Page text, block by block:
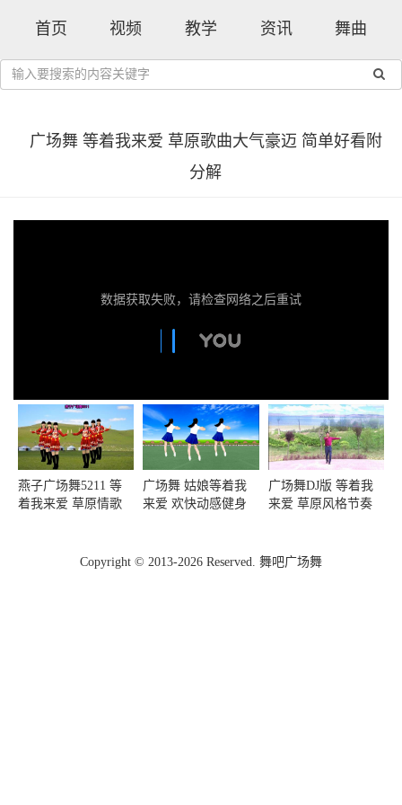
首页 视频 教学 资讯 舞曲
广场舞 等着我来爱 草原歌曲大气豪迈 简单好看附
分解
数据获取失败，请检查网络之后重试
燕子广场舞5211 等
着我来爱 草原情歌
广场舞 姑娘等着我
来爱 欢快动感健身
广场舞DJ版 等着我
来爱 草原风格节奏
Copyright © 2013-2026 Reserved. 舞吧广场舞